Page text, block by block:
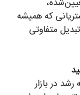
که همیشه
متفاوتی
در بازار